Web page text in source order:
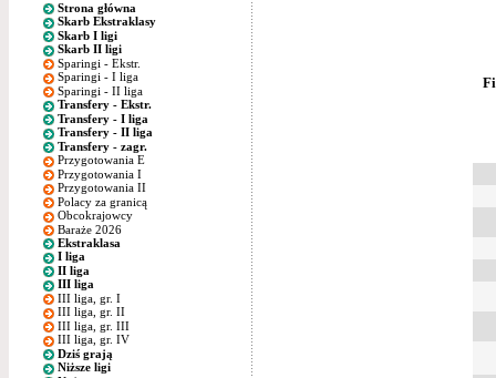
Strona główna
Skarb Ekstraklasy
Skarb I ligi
Skarb II ligi
Sparingi - Ekstr.
Sparingi - I liga
Sparingi - II liga
Transfery - Ekstr.
Transfery - I liga
Transfery - II liga
Transfery - zagr.
Przygotowania E
Przygotowania I
Przygotowania II
Polacy za granicą
Obcokrajowcy
Baraże 2026
Ekstraklasa
I liga
II liga
III liga
III liga, gr. I
III liga, gr. II
III liga, gr. III
III liga, gr. IV
Dziś grają
Niższe ligi